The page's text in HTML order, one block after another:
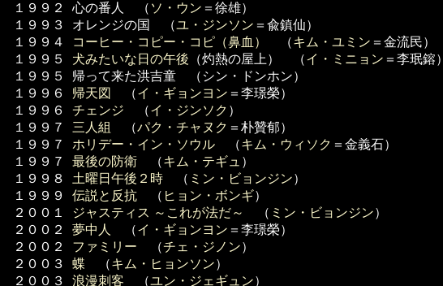
１９９２
１９９３
１９９４
１９９５
１９９５
１９９６
１９９６
１９９７
１９９７
１９９７
１９９８
１９９９
２００１
２００２
２００２
２００３
２００３
心の番人 （ ソ・ウン ＝徐雄）
オレンジの国 （ユ・ジンソン ＝兪鎮仙）
コーヒー・コピー・コピ（鼻血）
（キム・ユミン ＝金流民）
犬みたいな日の午後 （灼熱の屋上） （イ・ミニョン ＝李珉鎔）
帰って来た洪吉童 （シン・ドンホン）
帰天図
（イ・ギョンヨン ＝李璟榮）
チェンジ （イ・ジンソク ）
三人組
（パク・チャヌク ＝朴贊郁）
ホリデー・イン・ソウル （キム・ウィソク ＝金義石）
最後の防衛 （キム・テギュ ）
土曜日午後２時 （ ミン・ビョンジン）
伝説と反抗 （ ヒョン・ボンギ）
ジャスティス ～これが法だ～
（ ミン・ビョンジン）
夢中人
（イ・ギョンヨン ＝李璟榮）
ファミリー （チェ・ジノン）
蝶 （キム・ヒョンソン）
浪漫刺客 （ユン・ジェギュン）